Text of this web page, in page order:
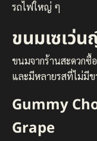
รถไฟใหญ่ ๆ
ขนมเซเว่
ขนมจากร้านสะดวกซื้
และมีหลายรสที่ไม่มี
Gummy
Grape